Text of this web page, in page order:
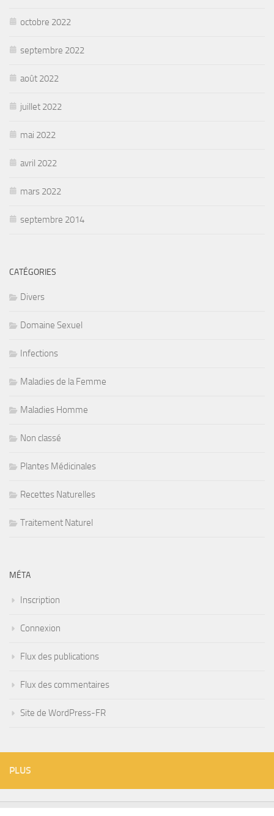
octobre 2022
septembre 2022
août 2022
juillet 2022
mai 2022
avril 2022
mars 2022
septembre 2014
CATÉGORIES
Divers
Domaine Sexuel
Infections
Maladies de la Femme
Maladies Homme
Non classé
Plantes Médicinales
Recettes Naturelles
Traitement Naturel
MÉTA
Inscription
Connexion
Flux des publications
Flux des commentaires
Site de WordPress-FR
PLUS